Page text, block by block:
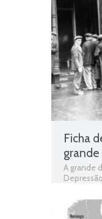
Ficha
grande
A grande
História,